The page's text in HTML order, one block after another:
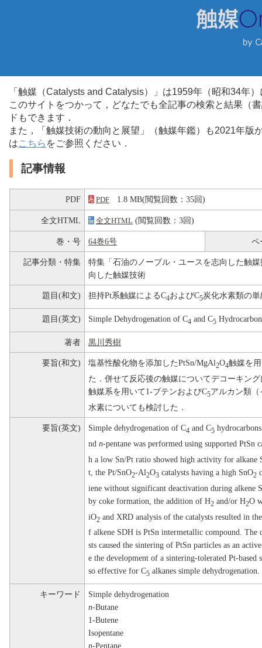
「触媒（Catalysts and Catalysis）」は1959年（昭和34年
このサイトをつかって，どなたでも全記事の検索と結果（
ドもできます．
また，「触媒技術の動向と展望」（触媒年鑑）も2021年
はこちら をご参照ください．
記事情報
PDF PDF 1.8 MB(閲覧回数：35回)
全文HTML 全文HTML (閲覧回数：3回)
巻・号 64巻6号 ペ
記事分類・特集
特集「石油のノーブル・ユースを志向した触
向した触媒技術
題目(和文) 担持Pt系触媒によるC4およびC5炭化水素類の
題目(英文) Simple Dehydrogenation of C4 and C5
著者 黒川秀樹
要旨(和文) 塩基性酸化物を添加したPtSn/MgAl2O4触媒を
た．併せて反応後の触媒についてデコーキン
触媒系を用いて1-ブテンおよびC5アルカン類
水素についても検討した．
要旨(英文) Simple dehydrogenation of C4 and C5
nd n-pentane was performed using supported PtSn
h a low Sn/Pt ratio showed high activity for alkane
t, the Pt/SnO2-Al2O3 catalysts having a high SnO2
iene without significant deactivation during alkene
by coke formation, the addition of H2 and/or H2O
iO2 and XRD analysis of the catalysts resulted in
f alkene SDH is PtSn intermetallic compound. The
sts caused the sintering of PtSn particles as an
e the development of a sintering-tolerated Pt-based
so effective for C5 alkanes simple dehydrogenation.
キーワード
Simple dehydrogenation
n-Butane
1-Butene
Isopentane
n-Pentane